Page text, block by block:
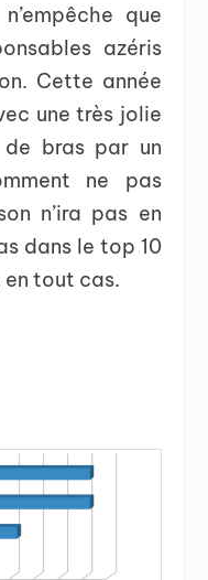
que
azéris
Cette année
une très jolie
bras par un
ne pas
n’ira pas en
dans le top 10
en tout cas.